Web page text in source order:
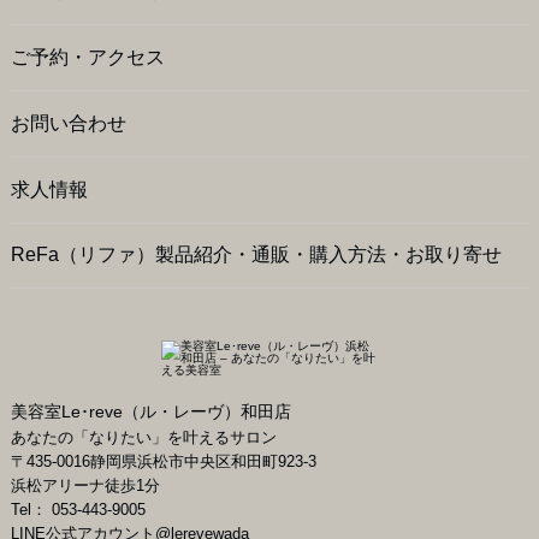
ご予約・アクセス
お問い合わせ
求人情報
ReFa（リファ）製品紹介・通販・購入方法・お取り寄せ
美容室Le･reve（ル・レーヴ）和田店
あなたの「なりたい」を叶えるサロン
〒 435-0016静岡県浜松市中央区和田町923-3
浜松アリーナ徒歩1分
Tel： 053-443-9005
LINE公式アカウント @lerevewada